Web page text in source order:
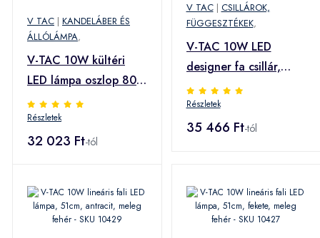
V TAC | KANDELÁBER ÉS
ÁLLÓLÁMPA,
V-TAC 10W kültéri
LED lámpa oszlop 80
cm, természetes fehér,
fehér házzal - SKU
2120117
Részletek
32 023 Ft-tól
V TAC| CSILLÁROK,
FÜGGESZTÉKEK,
V-TAC 10W LED
designer fa csillár,
meleg fehér fénnyel -
SKU 23369
Részletek
35 466 Ft-tól